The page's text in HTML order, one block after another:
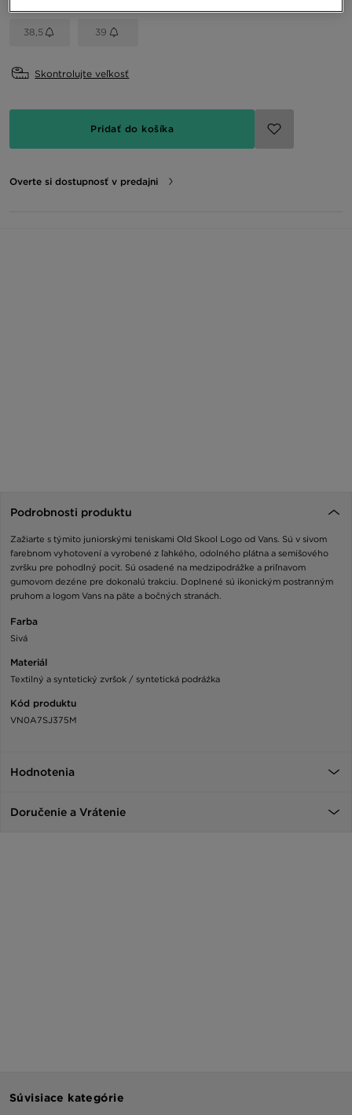
38,5 39
Skontrolujte veľkosť
Pridať do košíka
Overte si dostupnosť v predajni
Podrobnosti produktu
Zažiarte s týmito juniorskými teniskami Old Skool Logo od Vans. Sú v sivom
farebnom vyhotovení a vyrobené z ľahkého, odolného plátna a semišového
zvršku pre pohodlný pocit. Sú osadené na medzipodrážke a priľnavom
gumovom dezéne pre dokonalú trakciu. Doplnené sú ikonickým postranným
pruhom a logom Vans na päte a bočných stranách.
Farba
Sivá
Materiál
Textilný a syntetický zvršok / syntetická podráźka
Kód produktu
VN0A7SJ375M
Hodnotenia
Doručenie a Vrátenie
Súvisiace kategórie